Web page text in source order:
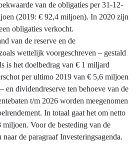
van de obligaties per 31-12-
(2019: € 92,4 miljoen). In 2020 zijn
obligaties verkocht.
van de reserve en de
wettelijk voorgeschreven – gestald
is het doelbedrag van € 1 miljard
per ultimo 2019 van € 5,6 miljoen
en dividendreserve ten behoeve van de
t/m 2026 worden meegenomen
In totaal gaat het om netto
Voor de besteding van de
de paragraaf Investeringsagenda.